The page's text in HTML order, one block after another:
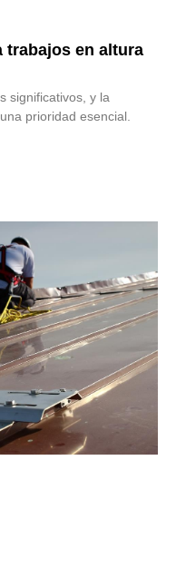
trabajos en altura
significativos, y la
prioridad esencial.